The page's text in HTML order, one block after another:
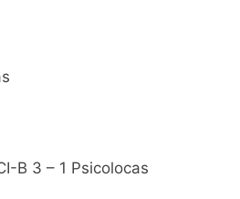
B 3 – 1 Psicolocas